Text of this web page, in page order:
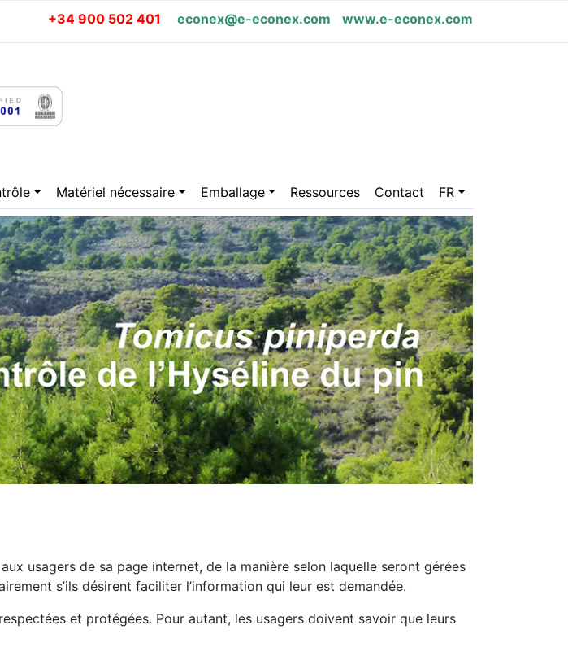
+34 900 502 401 econex@e-econex.com www.e-econex.com
Matériel nécessaire Emballage Ressources Contact FR
usagers de sa page internet, de la manière selon laquelle seront gérées
s’ils désirent faciliter l’information qui leur est demandée.
et protégées. Pour autant, les usagers doivent savoir que leurs